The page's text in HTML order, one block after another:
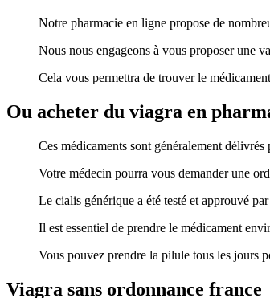
Notre pharmacie en ligne propose de
Nous nous engageons à vous proposer une
Cela vous permettra de trouver le
Ou acheter du viagra en
Ces médicaments sont généralement délivrés
Votre médecin pourra vous demander une
Le cialis générique a été testé et approuvé
Il est essentiel de prendre le médicament
Vous pouvez prendre la pilule tous les jours
Viagra sans ordonnance france